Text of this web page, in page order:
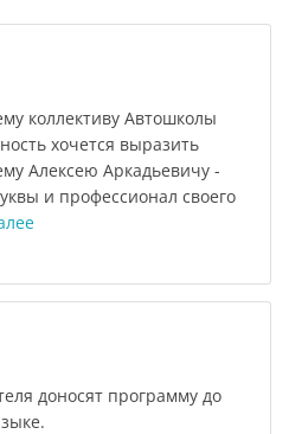
коллективу Автошколы
хочется выразить
Алексею Аркадьевичу -
и профессионал своего
доносят программу до